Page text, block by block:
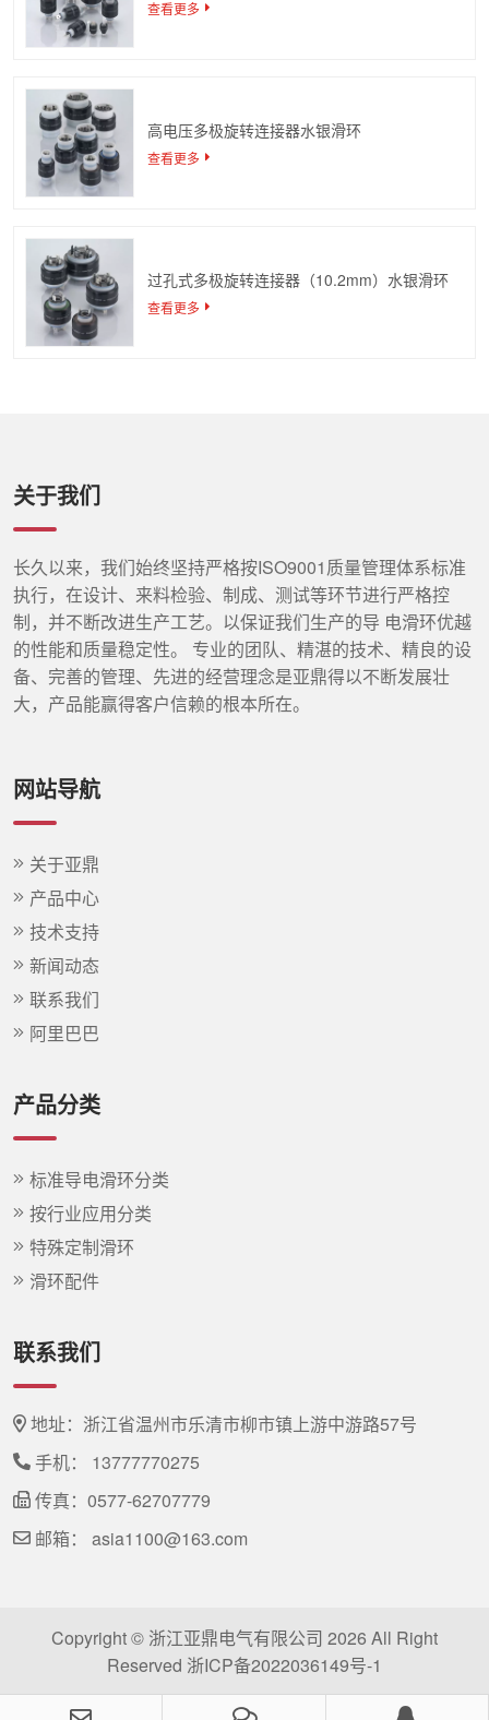
查看更多
高电压多极旋转连接器水银滑环
查看更多
过孔式多极旋转连接器（10.2mm）水银滑环
查看更多
关于我们
长久以来，我们始终坚持严格按ISO9001质量管理体系标准
执行，在设计、来料检验、制成、测试等环节进行严格控
制，并不断改进生产工艺。以保证我们生产的导 电滑环优越
的性能和质量稳定性。 专业的团队、精湛的技术、精良的设
备、完善的管理、先进的经营理念是亚鼎得以不断发展壮
大，产品能赢得客户信赖的根本所在。
网站导航
关于亚鼎
产品中心
技术支持
新闻动态
联系我们
阿里巴巴
产品分类
标准导电滑环分类
按行业应用分类
特殊定制滑环
滑环配件
联系我们
地址：浙江省温州市乐清市柳市镇上游中游路57号
手机： 13777770275
传真：0577-62707779
邮箱： asia1100@163.com
Copyright © 浙江亚鼎电气有限公司 2026 All Right
Reserved 浙ICP备2022036149号-1